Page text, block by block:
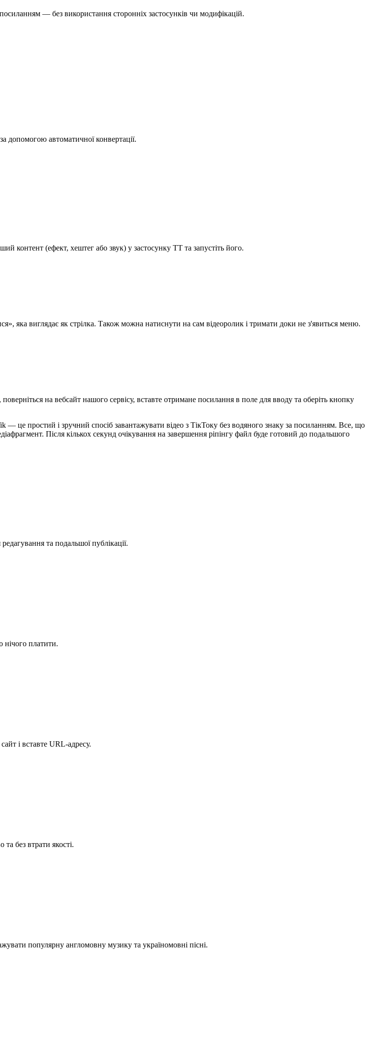
— без використання сторонніх застосунків чи модифікацій.
допомогою автоматичної конвертації.
контент (ефект, хештег або звук) у застосунку TT та запустіть його.
яка виглядає як стрілка. Також можна натиснути на сам відеоролик і тримати доки не з'явиться меню.
на вебсайт нашого сервісу, вставте отримане посилання в поле для вводу та оберіть кнопку
— це простий і зручний спосіб завантажувати відео з ТікТоку без водяного знаку за посиланням. Все, що
Після кількох секунд очікування на завершення ріпінгу файл буде готовий до подальшого
та подальшої публікації.
нічого платити.
і вставте URL-адресу.
без втрати якості.
популярну англомовну музику та україномовні пісні.